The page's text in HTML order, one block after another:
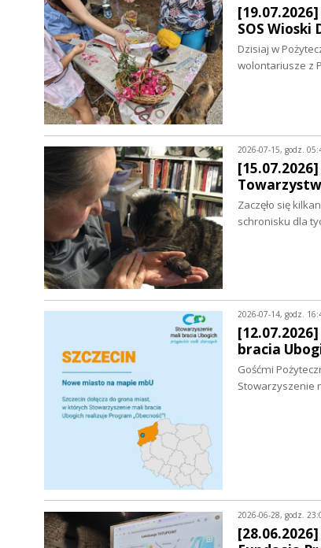
SOS Wioski
Dzisiaj w
wolontariusze z
2026-07-15, godz.
Zaczęło się
schronisku dla
2026-07-14, godz.
bracia
Gośćmi
Stowarzyszenie
2026-06-28, godz.